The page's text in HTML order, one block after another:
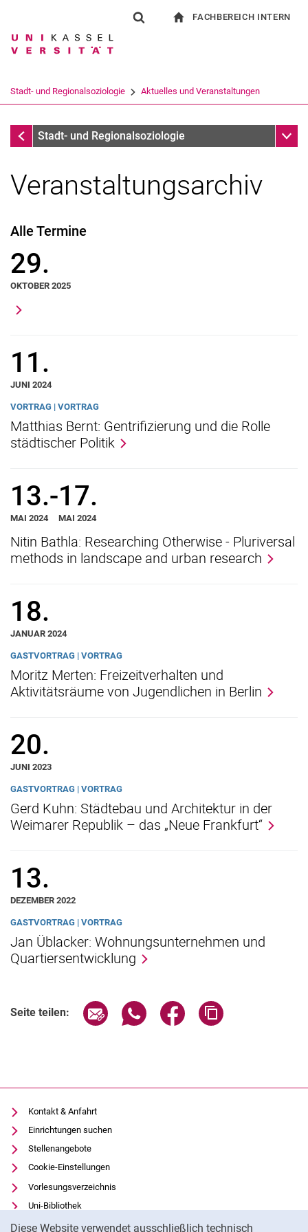
Springe direkt zu: Inhalt
Springe direkt zu: Suche
Springe direkt zu:
Diese Website verwendet ausschließlich technisch
Suchbegriff
Suchen (öffnet externen Link in einem
FACHBEREICH INTERN
Stadt- und Regionalsoziologie Aktuelles und Veranstaltungen
Aktuelles und Veranstaltungen
Stadt- und Regionalsoziologie
Veranstaltungsarchiv
Alle Termine
29.
OKTOBER 2025
11.
JUNI 2024
VORTRAG | VORTRAG
Matthias Bernt: Gentrifizierung und die Rolle
städtischer Politik
13.
MAI 2024
-17.
MAI 2024
Nitin Bathla: Researching Otherwise - Pluriversal
methods in landscape and urban research
18.
JANUAR 2024
GASTVORTRAG | VORTRAG
Moritz Merten: Freizeitverhalten und
Aktivitätsräume von Jugendlichen in Berlin
20.
JUNI 2023
GASTVORTRAG | VORTRAG
Gerd Kuhn: Städtebau und Architektur in der
Weimarer Republik – das „Neue Frankfurt“
13.
DEZEMBER 2022
GASTVORTRAG | VORTRAG
Jan Üblacker: Wohnungsunternehmen und
Quartiersentwicklung
Seite teilen: Seite über E-Mail teilen
Seite über WhatsApp teilen
Seite über Facebook
Kontakt & Anfahrt
Einrichtungen suchen
Stellenangebote
Cookie-Einstellungen
Vorlesungsverzeichnis
Uni-Bibliothek
Moodle